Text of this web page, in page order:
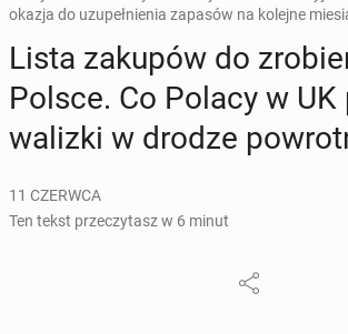
okazja do uzupełnienia zapasów na kolejne
Lista zakupów do
Polsce. Co Polacy w UK
walizki w drodze
11 CZERWCA
Ten tekst przeczytasz w 6 minut